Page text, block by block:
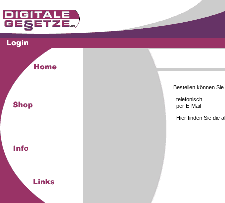
Bestellen können Sie
telefonisch
per E-Mail
Hier finden Sie die